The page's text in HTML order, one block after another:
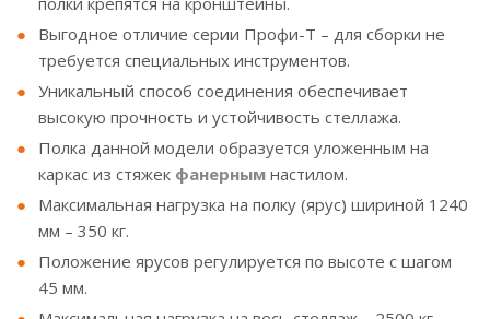
Выгодное отличие серии Профи-Т – для сборки не
требуется специальных инструментов.
Уникальный способ соединения обеспечивает
высокую прочность и устойчивость стеллажа.
Полка данной модели образуется уложенным на
каркас из стяжек фанерным настилом.
Максимальная нагрузка на полку (ярус) шириной 1240
мм – 350 кг.
Положение ярусов регулируется по высоте с шагом
45 мм.